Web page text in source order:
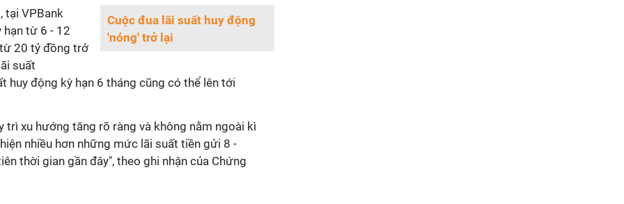
Cuộc đua lãi suất huy động
'nóng' trở lại
tại VPBank
hạn từ 6 - 12
20 tỷ đồng trở
suất
huy động kỳ hạn 6 tháng cũng có thể lên tới
trì xu hướng tăng rõ ràng và không nằm ngoài kì
nhiều hơn những mức lãi suất tiền gửi 8 -
thời gian gần đây", theo ghi nhận của Chứng